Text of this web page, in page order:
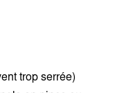
trop serrée)